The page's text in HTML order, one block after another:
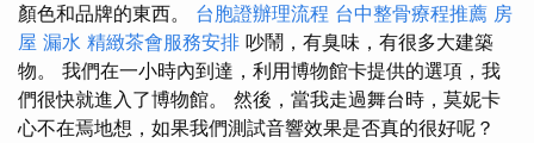
顏色和品牌的東西。 台胞證辦理流程 台中整骨療程推薦 房
屋 漏水 精緻茶會服務安排 吵鬧，有臭味，有很多大建築
物。 我們在一小時內到達，利用博物館卡提供的選項，我
們很快就進入了博物館。 然後，當我走過舞台時，莫妮卡
心不在焉地想，如果我們測試音響效果是否真的很好呢？